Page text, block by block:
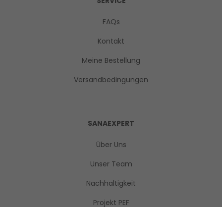
FAQs
Kontakt
Meine Bestellung
Versandbedingungen
SANAEXPERT
Über Uns
Unser Team
Nachhaltigkeit
Projekt PEF